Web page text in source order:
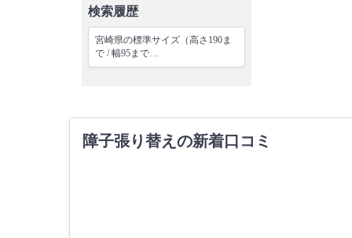
検索履歴
宮崎県の標準サイズ（高さ190ま
で / 幅95まで…
障子張り替えの新着口コミ